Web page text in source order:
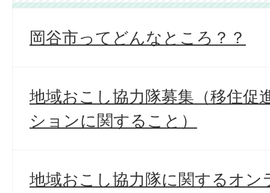
岡谷市ってどんなところ？？
地域おこし協力隊募集（移住促
ションに関すること）
地域おこし協力隊に関するオン